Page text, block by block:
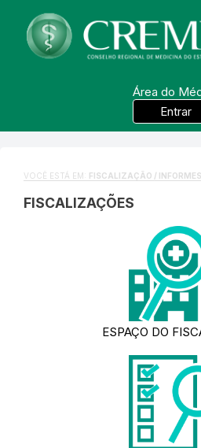
Área do
Entrar
VOCÊ ESTÁ EM: FISCALIZAÇÃO / INFORMES
FISCALIZAÇÕES
ESPAÇO DO